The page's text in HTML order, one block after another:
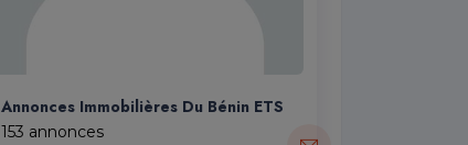
Annonces Immobilières Du Bénin ETS
153 annonces